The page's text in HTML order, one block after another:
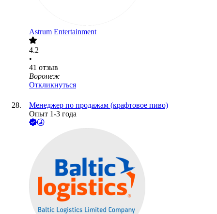
Astrum Entertainment
4.2
•
41 отзыв
Воронеж
Откликнуться
Менеджер по продажам (крафтовое пиво)
Опыт 1-3 года